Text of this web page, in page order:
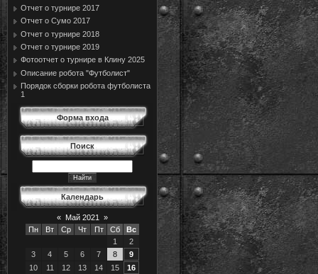
Отчет о турнире 2017
Отчет о Сумо 2017
Отчет о турнире 2018
Отчет о турнире 2019
Фотоотчет о турнире в Клину 2025
Описание робота "Футболист"
Порядок сборки робота футболиста
1
Форма входа
Поиск
Календарь
« Май 2021
»
Пн
Вт Ср Чт Пт Сб
Вс
1
2
3
4 5 6 7 8
9
10
11 12 13 14 15
16